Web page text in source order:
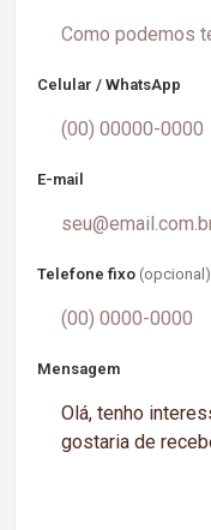
Celular / WhatsApp
E-mail
Telefone fixo (opcional)
Mensagem